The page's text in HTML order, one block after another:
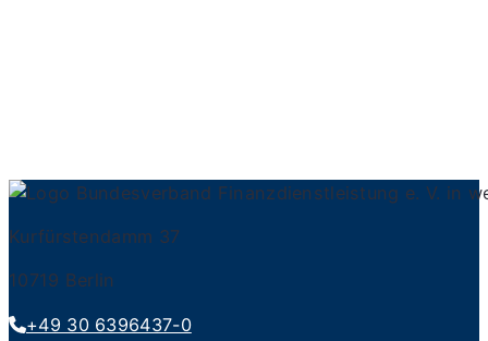
Kurfürstendamm 37
10719 Berlin
+49 30 6396437-0